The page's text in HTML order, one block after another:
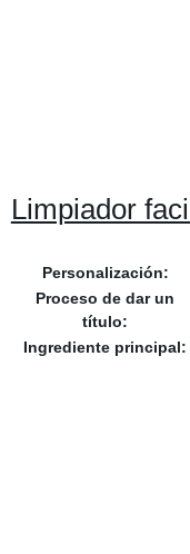
Limpiador
Personalización:
Proceso de dar un
título:
Ingrediente principal: